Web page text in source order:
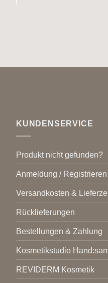
KUNDENSERVICE
Produkt nicht gefunden?
Anmeldung / Registrieren
Versandkosten &
Rücklieferungen
Bestellungen & Zahlung
Kosmetikstudio
REVIDERM Kosmetik